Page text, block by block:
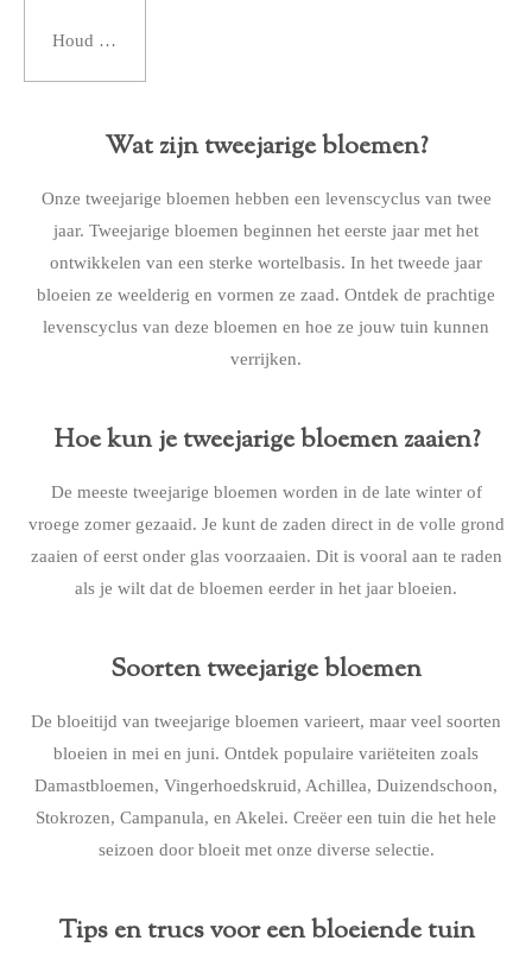
Houd mij op de hoogte
Wat zijn tweejarige bloemen?
Onze tweejarige bloemen hebben een levenscyclus van twee
jaar. Tweejarige bloemen beginnen het eerste jaar met het
ontwikkelen van een sterke wortelbasis. In het tweede jaar
bloeien ze weelderig en vormen ze zaad. Ontdek de prachtige
levenscyclus van deze bloemen en hoe ze jouw tuin kunnen
verrijken.
Hoe kun je tweejarige bloemen zaaien?
De meeste tweejarige bloemen worden in de late winter of
vroege zomer gezaaid. Je kunt de zaden direct in de volle grond
zaaien of eerst onder glas voorzaaien. Dit is vooral aan te raden
als je wilt dat de bloemen eerder in het jaar bloeien.
Soorten tweejarige bloemen
De bloeitijd van tweejarige bloemen varieert, maar veel soorten
bloeien in mei en juni. Ontdek populaire variëteiten zoals
Damastbloemen, Vingerhoedskruid, Achillea, Duizendschoon,
Stokrozen, Campanula, en Akelei. Creëer een tuin die het hele
seizoen door bloeit met onze diverse selectie.
Tips en trucs voor een bloeiende tuin